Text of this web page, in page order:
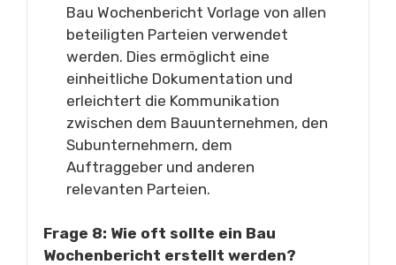
Bau Wochenbericht Vorlage von allen
beteiligten Parteien verwendet
werden. Dies ermöglicht eine
einheitliche Dokumentation und
erleichtert die Kommunikation
zwischen dem Bauunternehmen, den
Subunternehmern, dem
Auftraggeber und anderen
relevanten Parteien.
Frage 8: Wie oft sollte ein Bau
Wochenbericht erstellt werden?